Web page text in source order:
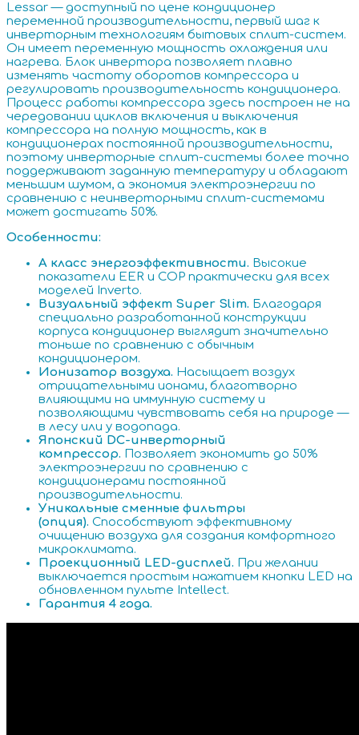
Lessar — доступный по цене кондиционер
переменной производительности, первый шаг к
инверторным технологиям бытовых сплит-систем.
Он имеет переменную мощность охлаждения или
нагрева. Блок инвертора позволяет плавно
изменять частоту оборотов компрессора и
регулировать производительность кондиционера.
Процесс работы компрессора здесь построен не на
чередовании циклов включения и выключения
компрессора на полную мощность, как в
кондиционерах постоянной производительности,
поэтому инверторные сплит-системы более точно
поддерживают заданную температуру и обладают
меньшим шумом, а экономия электроэнергии по
сравнению с неинверторными сплит-системами
может достигать 50%.
Особенности:
A класс энергоэффективности. Высокие
показатели EER и COP практически для всех
моделей Inverto.
Визуальный эффект Super Slim. Благодаря
специально разработанной конструкции
корпуса кондиционер выглядит значительно
тоньше по сравнению с обычным
кондиционером.
Ионизатор воздуха. Насыщает воздух
отрицательными ионами, благотворно
влияющими на иммунную систему и
позволяющими чувствовать себя на природе —
в лесу или у водопада.
Японский DC-инверторный
компрессор. Позволяет экономить до 50%
электроэнергии по сравнению с
кондиционерами постоянной
производительности.
Уникальные сменные фильтры
(опция). Способствуют эффективному
очищению воздуха для создания комфортного
микроклимата.
Проекционный LED-дисплей. При желании
выключается простым нажатием кнопки LED на
обновленном пульте Intellect.
Гарантия 4 года.